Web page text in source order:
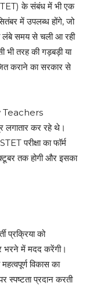
(STET) के संबंध में भी एक
में उपलब्ध होंगे, जो
लंबे समय से चली आ रही
भी तरह की गड़बड़ी या
कराने का सरकार से
Teachers
लगातार कर रहे थे।
परीक्षा का फॉर्म
तक होगी और इसका
प्रक्रिया को
भरने में मदद करेंगी।
विकास का
स्पष्टता प्रदान करती